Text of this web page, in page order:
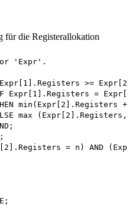
für die Registerallokation
'Expr'.
>=
Expr[1].Registers =
min(Expr[2].Registers +
max
= n) AND